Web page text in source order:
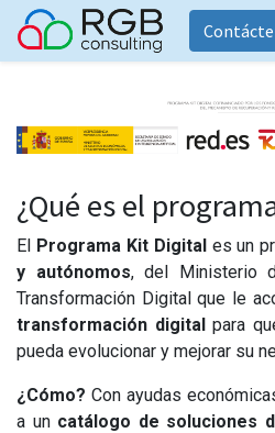
¿Qué es el
El Programa Kit Digitales un
y autónomos, del Ministerio
Transformación Digital que le
transformación digitalpara
pueda evolucionar y mejorar su
¿Cómo? Con ayudas
a un catálogo de soluciones